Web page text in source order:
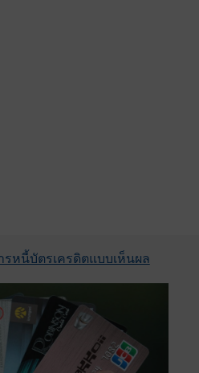
หนี้บัตรเครดิตแบบเห็นผล